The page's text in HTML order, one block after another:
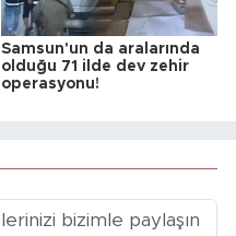
Samsun'un da aralarında
olduğu 71 ilde dev zehir
operasyonu!